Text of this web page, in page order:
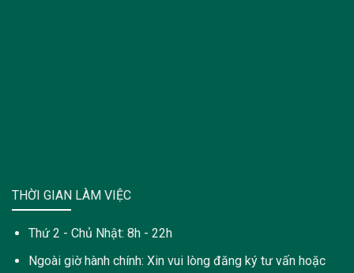
THỜI GIAN LÀM VIỆC
Thứ 2 - Chủ Nhật: 8h - 22h
Ngoài giờ hành chính: Xin vui lòng đăng ký tư vấn hoặc